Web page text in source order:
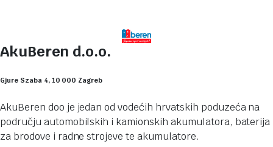
AkuBeren d.o.o.
Gjure Szaba 4, 10 000 Zagreb
AkuBeren doo je jedan od vodećih hrvatskih poduzeća na
području automobilskih i kamionskih akumulatora, baterija
za brodove i radne strojeve te akumulatore.